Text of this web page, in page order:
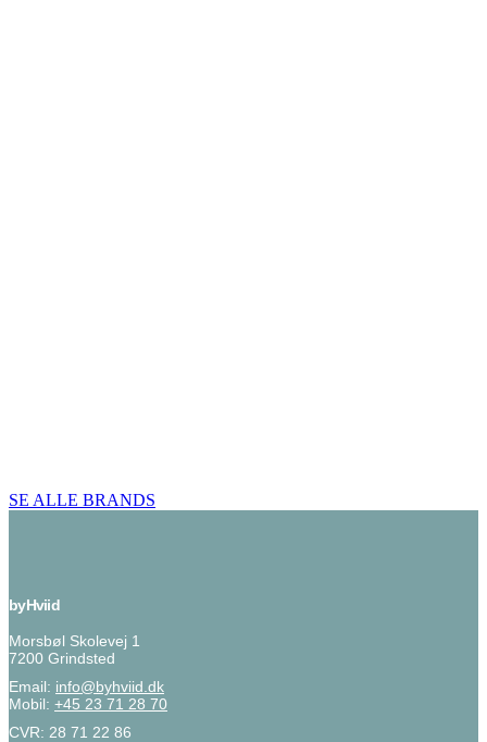
SE ALLE BRANDS
byHviid
Morsbøl Skolevej 1
7200 Grindsted
Email: info@byhviid.dk
Mobil: +45 23 71 28 70
CVR: 28 71 22 86